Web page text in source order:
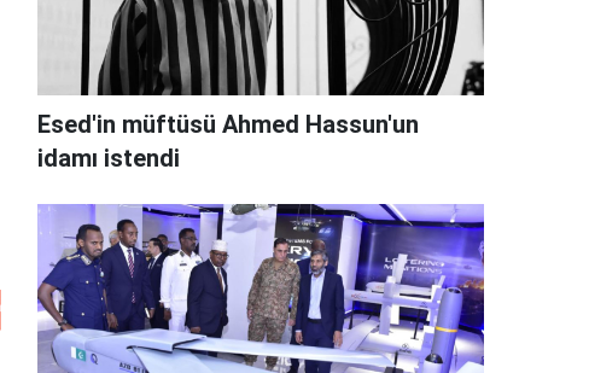
Esed'in müftüsü Ahmed Hassun'un
idamı istendi